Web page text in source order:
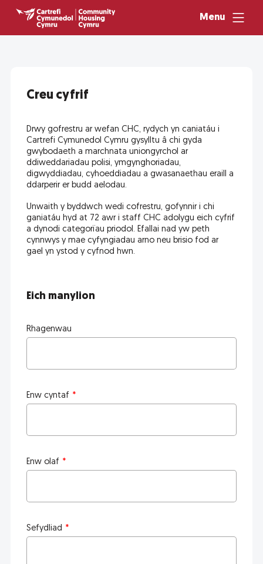
Menu
Creu cyfrif
Drwy gofrestru ar wefan CHC, rydych yn caniatáu i
Cartrefi Cymunedol Cymru gysylltu â chi gyda
gwybodaeth a marchnata uniongyrchol ar
ddiweddariadau polisi, ymgynghoriadau,
digwyddiadau, cyhoeddiadau a gwasanaethau eraill a
ddarperir er budd aelodau.
Unwaith y byddwch wedi cofrestru, gofynnir i chi
ganiatáu hyd at 72 awr i staff CHC adolygu eich cyfrif
a dynodi categorïau priodol. Efallai nad yw peth
cynnwys y mae cyfyngiadau arno neu brisio fod ar
gael yn ystod y cyfnod hwn.
Eich manylion
Rhagenwau
Enw cyntaf
Enw olaf
Sefydliad